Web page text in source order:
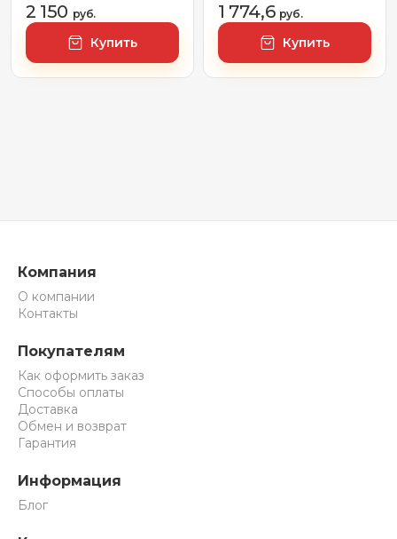
Royal Thermo RWH
200 XL
2 150 руб.
Купить
RTWX 100
1 774,6 руб.
Купить
Компания
О компании
Контакты
Покупателям
Как оформить заказ
Способы оплаты
Доставка
Обмен и возврат
Гарантия
Информация
Блог